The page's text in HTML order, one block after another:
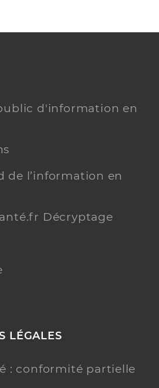
d'information en
de l’information en
Décryptage
LÉGALES
: conformité partielle